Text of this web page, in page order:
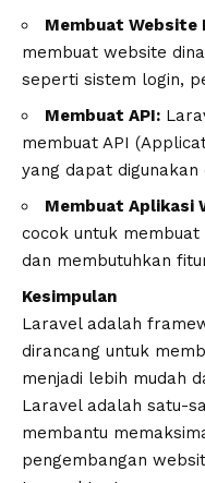
Membuat Website
membuat website
seperti sistem login,
Membuat API:
membuat API
yang dapat
Membuat Aplikasi
cocok untuk
dan membutuhkan
Kesimpulan
Laravel adalah
dirancang untuk
menjadi lebih mudah
Laravel adalah satu-
membantu
pengembangan